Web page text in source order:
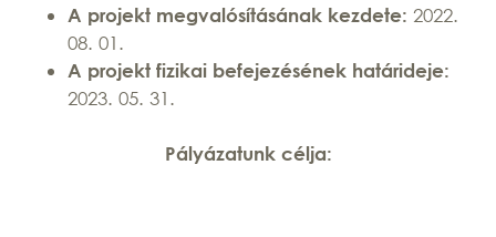
A projekt megvalósításának kezdete: 2022.
08. 01.
A projekt fizikai befejezésének határideje:
2023. 05. 31.
Pályázatunk célja: